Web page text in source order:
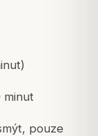
minut
pouze